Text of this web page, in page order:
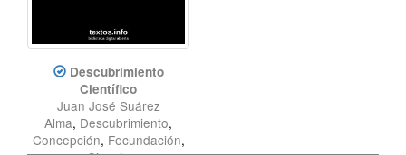
Descubrimiento
Científico
Juan José Suárez
Alma, Descubrimiento,
Concepción, Fecundación,